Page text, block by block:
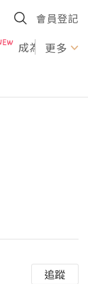
會員登記
成為U更多
追蹤